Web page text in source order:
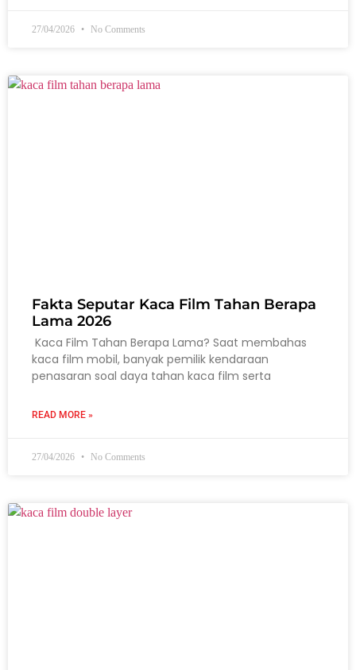
27/04/2026 No Comments
Fakta Seputar Kaca Film Tahan Berapa
Lama 2026
Kaca Film Tahan Berapa Lama? Saat membahas
kaca film mobil, banyak pemilik kendaraan
penasaran soal daya tahan kaca film serta
READ MORE »
27/04/2026 No Comments